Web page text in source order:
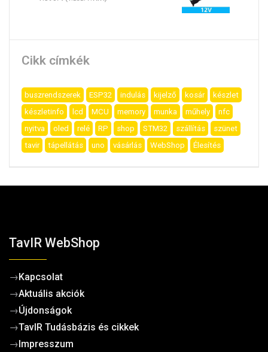
Cikk címkék
buszrendszerek ESP32 indulás kijelző kosár
készlet
készletinfo
lcd MCU memory munka műhely
nfc
nyitva
oled relé RP shop STM32 szállítás
szünet
tavir
tápellátás uno vásárlás WebShop Élesítés
TavIR WebShop
→Kapcsolat
→Aktuális akciók
→Újdonságok
→TavIR Tudásbázis és cikkek
→ Impresszum